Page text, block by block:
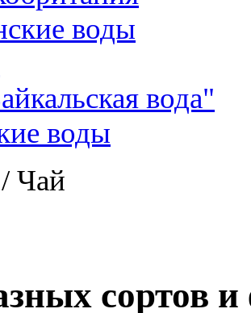
воды
вода"
воды
/Чай
сортов и